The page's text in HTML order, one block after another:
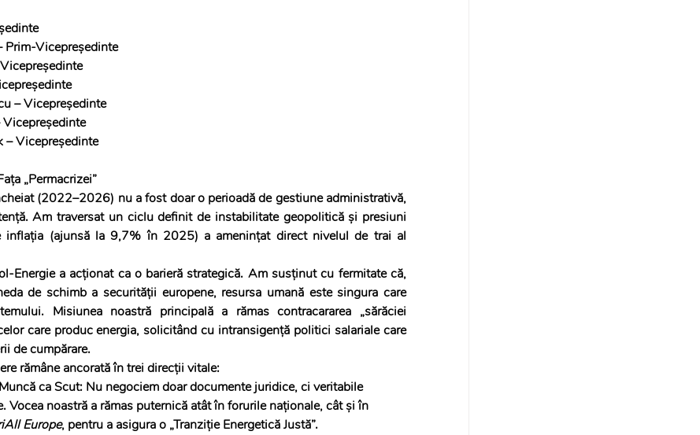
– Prim-Vicepreședinte
Vicepreședinte
– Vicepreședinte
Vicepreședinte
– Vicepreședinte
„Permacrizei”
(2022–2026) nu a fost doar o perioadă de gestiune administrativă,
Am traversat un ciclu definit de instabilitate geopolitică și presiuni
inflația (ajunsă la 9,7% în 2025) a amenințat direct nivelul de trai al
Energie a acționat ca o barieră strategică. Am susținut cu fermitate că,
de schimb a securității europene, resursa umană este singura care
Misiunea noastră principală a rămas contracararea „sărăciei
care produc energia, solicitând cu intransigență politici salariale care
de cumpărare.
rămâne ancorată în trei direcții vitale:
ca Scut: Nu negociem doar documente juridice, ci veritabile
Vocea noastră a rămas puternică atât în forurile naționale, cât și în
Europe, pentru a asigura o „Tranziție Energetică Justă”.